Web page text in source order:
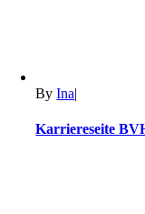
ByIna|
Karriereseite